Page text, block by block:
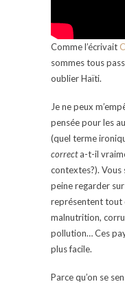
Comme l’écrivait
sommes tous
oublier Haïti.
Je ne peux
pensée pour les
(quel terme
correcta-t-il
contextes?). Vous
peine regarder
représentent tout
malnutrition,
pollution… Ces
plus facile.
Parce qu’on se